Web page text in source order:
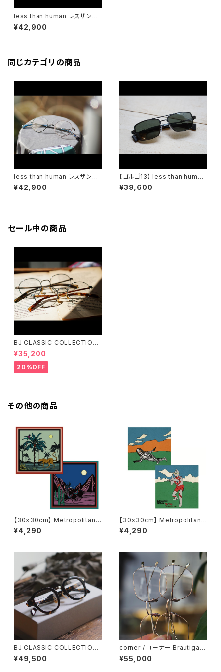
less than human レスザンヒ
ューマン 明鏡止水 メガネ 丸メ
ガネ 眼鏡 多角形
¥42,900
同じカテゴリの商品
less than human レスザンヒ
ューマン 1buセ04g メガネ 丸
メガネ 眼鏡 一山
¥42,900
【ゴルゴ13】 less than human
レスザンヒューマン コラボ メガ
ネ サングラス 限定 ゴルゴ１３
¥39,600
セール中の商品
BJ CLASSIC COLLECTION
¥35,200
20%OFF
その他の商品
【30×30cm】 Metropolitan
Crossbottle メトロポリタンク
ロスボトル MCB351 / Descan
¥4,290
【30×30cm】 Metropolitan
Crossbottle メトロポリタンク
ロスボトル MCB347 / ウルトラ
ね拭き
¥4,290
BJ CLASSIC COLLECTION
COM-577N BJクラシック パリ
ジャン 2025AW
¥49,500
corner / コーナー Brautigan
ブローティガン <orner メタル
¥55,000